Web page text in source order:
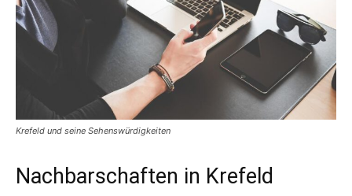
Krefeld und seine Sehenswürdigkeiten
Nachbarschaften in Krefeld